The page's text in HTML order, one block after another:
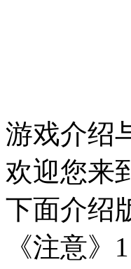
游戏介绍
欢迎您来
下面介绍
《注意